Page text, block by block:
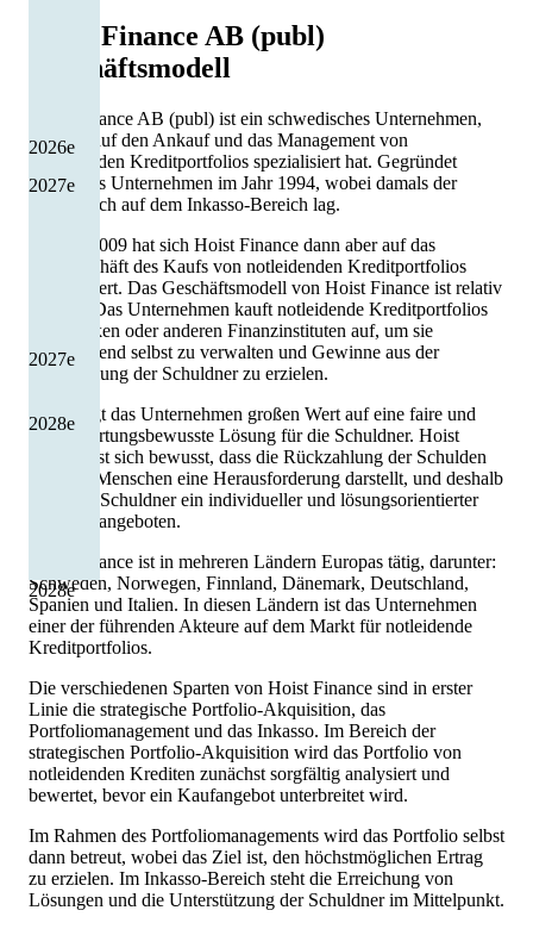
2027e
2028e
2026e
2027e
2028e
Hoist Finance AB (publ)
Geschäftsmodell
Hoist Finance AB (publ) ist ein schwedisches Unternehmen,
das sich auf den Ankauf und das Management von
notleidenden Kreditportfolios spezialisiert hat. Gegründet
wurde das Unternehmen im Jahr 1994, wobei damals der
Fokus noch auf dem Inkasso-Bereich lag.
Im Jahr 2009 hat sich Hoist Finance dann aber auf das
Kerngeschäft des Kaufs von notleidenden Kreditportfolios
konzentriert. Das Geschäftsmodell von Hoist Finance ist relativ
einfach: Das Unternehmen kauft notleidende Kreditportfolios
von Banken oder anderen Finanzinstituten auf, um sie
anschließend selbst zu verwalten und Gewinne aus der
Rückzahlung der Schuldner zu erzielen.
Dabei legt das Unternehmen großen Wert auf eine faire und
verantwortungsbewusste Lösung für die Schuldner. Hoist
Finance ist sich bewusst, dass die Rückzahlung der Schulden
für viele Menschen eine Herausforderung darstellt, und deshalb
wird den Schuldner ein individueller und lösungsorientierter
Umgang angeboten.
Hoist Finance ist in mehreren Ländern Europas tätig, darunter:
Schweden, Norwegen, Finnland, Dänemark, Deutschland,
Spanien und Italien. In diesen Ländern ist das Unternehmen
einer der führenden Akteure auf dem Markt für notleidende
Kreditportfolios.
Die verschiedenen Sparten von Hoist Finance sind in erster
Linie die strategische Portfolio-Akquisition, das
Portfoliomanagement und das Inkasso. Im Bereich der
strategischen Portfolio-Akquisition wird das Portfolio von
notleidenden Krediten zunächst sorgfältig analysiert und
bewertet, bevor ein Kaufangebot unterbreitet wird.
Im Rahmen des Portfoliomanagements wird das Portfolio selbst
dann betreut, wobei das Ziel ist, den höchstmöglichen Ertrag
zu erzielen. Im Inkasso-Bereich steht die Erreichung von
Lösungen und die Unterstützung der Schuldner im Mittelpunkt.